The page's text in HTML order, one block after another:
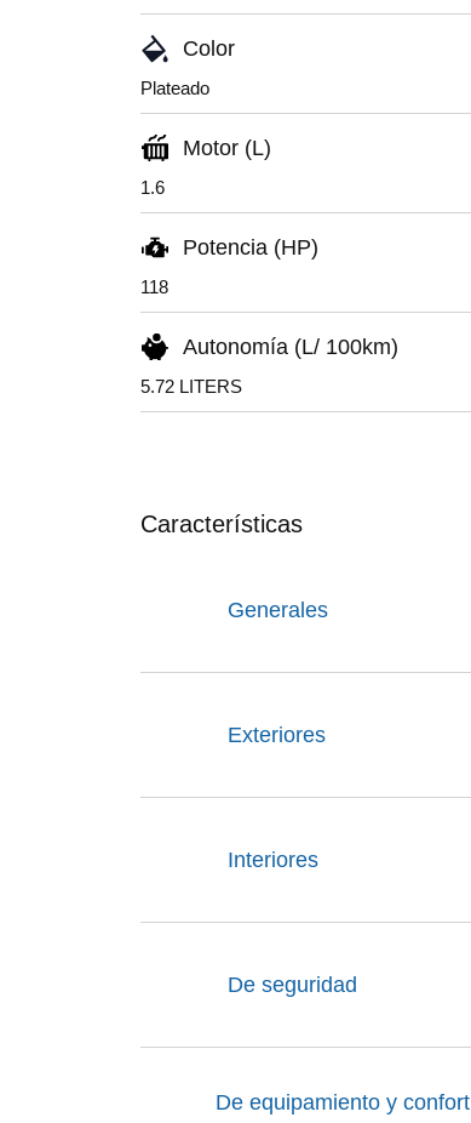
Color
Plateado
Motor (L)
1.6
Potencia (HP)
118
Autonomía (L/ 100km)
5.72 LITERS
Características
Generales
Exteriores
Interiores
De seguridad
De equipamiento y confort